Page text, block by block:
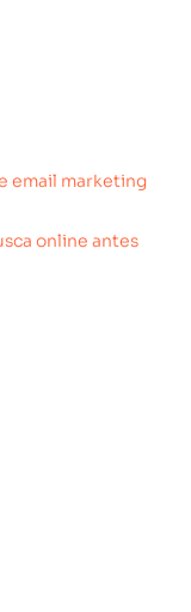
email marketing
online antes